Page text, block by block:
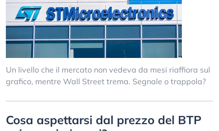
Un livello che il mercato non vedeva da mesi riaffiora sul
grafico, mentre Wall Street trema. Segnale o trappola?
Cosa aspettarsi dal prezzo del BTP